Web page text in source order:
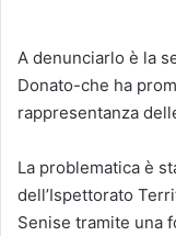
A denunciarlo è la
Donato-che ha
rappresentanza
La problematica è
dell’Ispettorato
Senise tramite una